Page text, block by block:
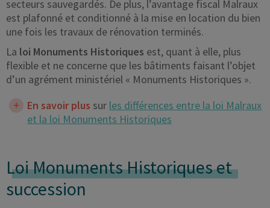
secteurs sauvegardés. De plus, l’avantage fiscal Malraux
est plafonné et conditionné à la mise en location du bien
une fois les travaux de rénovation terminés.
La loi Monuments Historiques est, quant à elle, plus
flexible et ne concerne que les bâtiments faisant l’objet
d’un agrément ministériel « Monuments Historiques ».
En savoir plus sur les différences entre la loi Malraux
et la loi Monuments Historiques
Loi Monuments Historiques et
succession